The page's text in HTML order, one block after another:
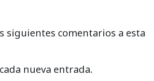
siguientes comentarios a esta
nueva entrada.